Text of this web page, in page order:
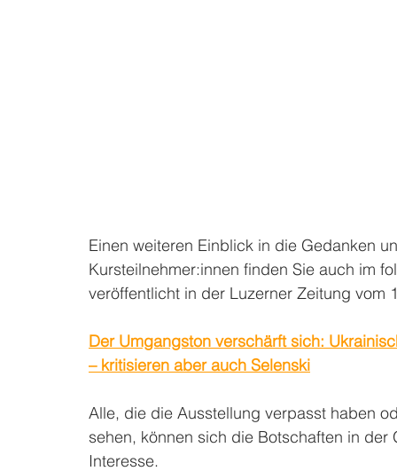
Einen weiteren Einblick in die Gedanken
Kursteilnehmer:innen finden Sie auch im
veröffentlicht in der Luzerner Zeitung vom
Der Umgangston verschärft sich:
– kritisieren aber auch Selenski
Alle, die die Ausstellung verpasst haben
sehen, können sich die Botschaften in
Interesse.